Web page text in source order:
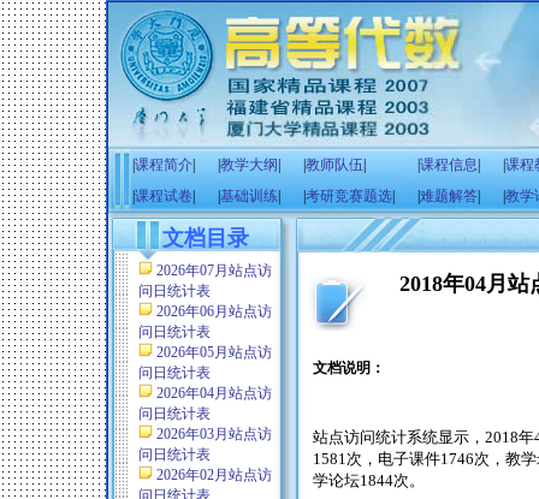
课程简介 教学大纲 教师队伍 课程信息
课程
课程试卷 基础训练 考研竞赛题选 难题解答 教学
文档目录
2026年07月站点访
问日统计表
2026年06月站点访
问日统计表
2026年05月站点访
问日统计表
2026年04月站点访
问日统计表
2026年03月站点访
问日统计表
2026年02月站点访
问日统计表
2018年04月
文档说明：
站点访问统计系统显示， 2018年
1581次，电子课件1746次，教
学论坛1844次。